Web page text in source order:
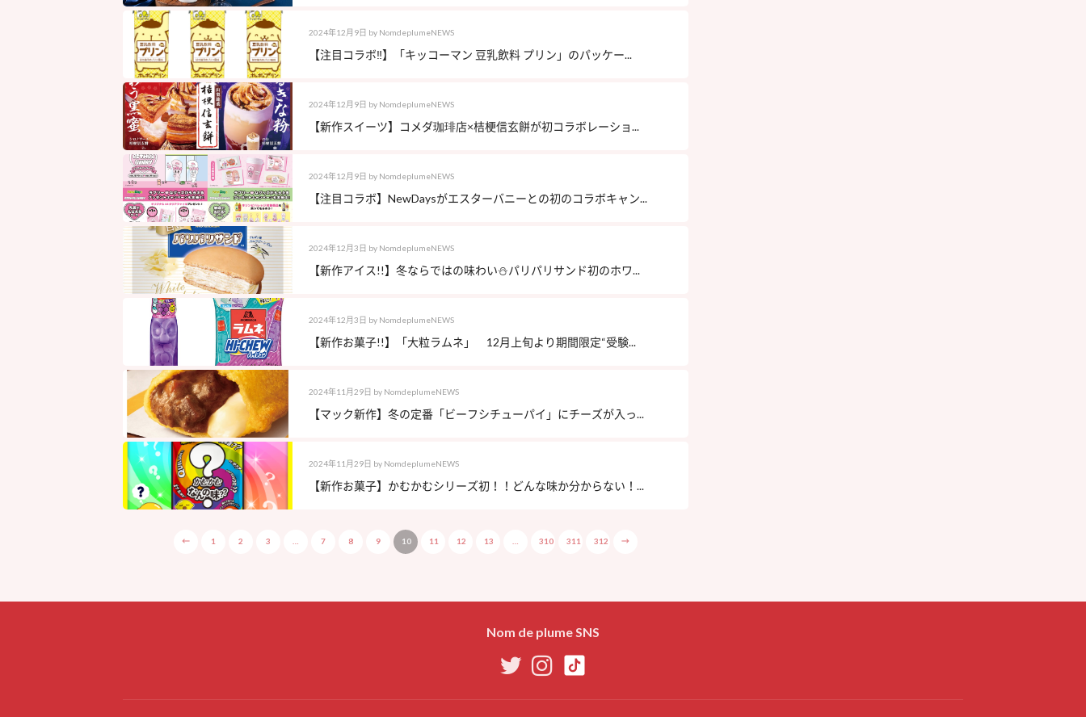
2024年12月9日 by NomdeplumeNEWS
【注目コラボ‼︎】「キッコーマン 豆乳飲料 プリン」のパッケー...
2024年12月9日 by NomdeplumeNEWS
【新作スイーツ】コメダ珈琲店×桔梗信玄餅が初コラボレーショ...
2024年12月9日 by NomdeplumeNEWS
【注目コラボ】NewDaysがエスターバニーとの初のコラボキャン...
2024年12月3日 by NomdeplumeNEWS
【新作アイス!!】冬ならではの味わい⛄️パリパリサンド初のホワ...
2024年12月3日 by NomdeplumeNEWS
【新作お菓子!!】「大粒ラムネ」 12月上旬より期間限定“受験...
2024年11月29日 by NomdeplumeNEWS
【マック新作】冬の定番「ビーフシチューパイ」にチーズが入っ...
2024年11月29日 by NomdeplumeNEWS
【新作お菓子】かむかむシリーズ初！！どんな味か分からない！...
← 1 2 3 7 8 9 10 11 12 13 310 311 312 →
Nom de plume SNS